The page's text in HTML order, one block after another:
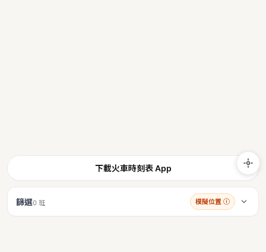
下載火車時刻表 App
篩選0 班 模擬位置 ⓘ